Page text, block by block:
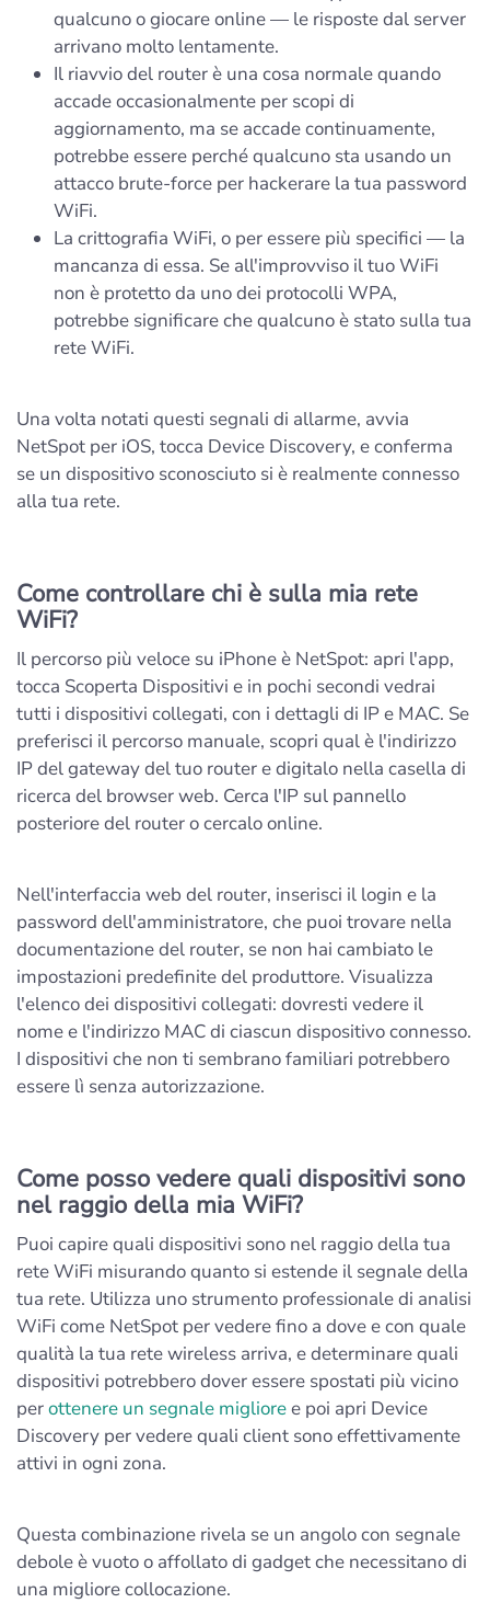
qualcuno o giocare online — le risposte dal server
arrivano molto lentamente.
Il riavvio del router è una cosa normale quando
accade occasionalmente per scopi di
aggiornamento, ma se accade continuamente,
potrebbe essere perché qualcuno sta usando un
attacco brute-force per hackerare la tua password
WiFi.
La crittografia WiFi, o per essere più specifici — la
mancanza di essa. Se all'improvviso il tuo WiFi
non è protetto da uno dei protocolli WPA,
potrebbe significare che qualcuno è stato sulla tua
rete WiFi.
Una volta notati questi segnali di allarme, avvia
NetSpot per iOS, tocca Device Discovery, e conferma
se un dispositivo sconosciuto si è realmente connesso
alla tua rete.
Come controllare chi è sulla mia rete
WiFi?
Il percorso più veloce su iPhone è NetSpot: apri l'app,
tocca Scoperta Dispositivi e in pochi secondi vedrai
tutti i dispositivi collegati, con i dettagli di IP e MAC. Se
preferisci il percorso manuale, scopri qual è l'indirizzo
IP del gateway del tuo router e digitalo nella casella di
ricerca del browser web. Cerca l'IP sul pannello
posteriore del router o cercalo online.
Nell'interfaccia web del router, inserisci il login e la
password dell'amministratore, che puoi trovare nella
documentazione del router, se non hai cambiato le
impostazioni predefinite del produttore. Visualizza
l'elenco dei dispositivi collegati: dovresti vedere il
nome e l'indirizzo MAC di ciascun dispositivo connesso.
I dispositivi che non ti sembrano familiari potrebbero
essere lì senza autorizzazione.
Come posso vedere quali dispositivi sono
nel raggio della mia WiFi?
Puoi capire quali dispositivi sono nel raggio della tua
rete WiFi misurando quanto si estende il segnale della
tua rete. Utilizza uno strumento professionale di analisi
WiFi come NetSpot per vedere fino a dove e con quale
qualità la tua rete wireless arriva, e determinare quali
dispositivi potrebbero dover essere spostati più vicino
perottenere un segnale miglioree poi apri Device
Discovery per vedere quali client sono effettivamente
attivi in ogni zona.
Questa combinazione rivela se un angolo con segnale
debole è vuoto o affollato di gadget che necessitano di
una migliore collocazione.